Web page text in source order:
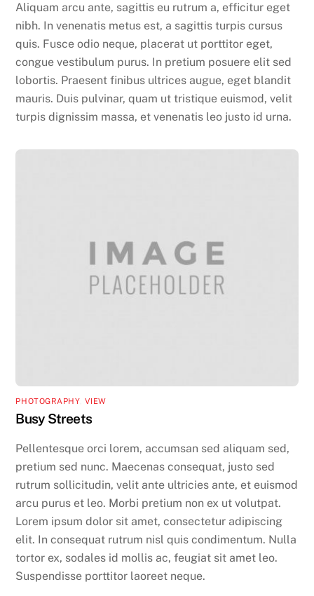
Aliquam arcu ante, sagittis eu rutrum a, efficitur eget
nibh. In venenatis metus est, a sagittis turpis cursus
quis. Fusce odio neque, placerat ut porttitor eget,
congue vestibulum purus. In pretium posuere elit sed
lobortis. Praesent finibus ultrices augue, eget blandit
mauris. Duis pulvinar, quam ut tristique euismod, velit
turpis dignissim massa, et venenatis leo justo id urna.
PHOTOGRAPHY, VIEW
Busy Streets
Pellentesque orci lorem, accumsan sed aliquam sed,
pretium sed nunc. Maecenas consequat, justo sed
rutrum sollicitudin, velit ante ultricies ante, et euismod
arcu purus et leo. Morbi pretium non ex ut volutpat.
Lorem ipsum dolor sit amet, consectetur adipiscing
elit. In consequat rutrum nisl quis condimentum. Nulla
tortor ex, sodales id mollis ac, feugiat sit amet leo.
Suspendisse porttitor laoreet neque.